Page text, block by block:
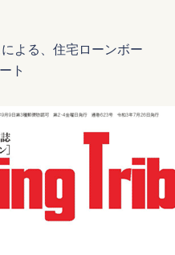
よる、住宅ローンボー
ト